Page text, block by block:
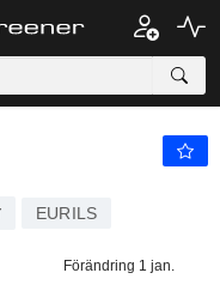
3,4699
EURILS
Förändring 1 jan.